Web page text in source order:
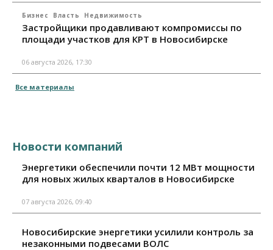
Бизнес Власть Недвижимость
Застройщики продавливают компромиссы по
площади участков для КРТ в Новосибирске
06 августа 2026, 17:30
Все материалы
Новости компаний
Энергетики обеспечили почти 12 МВт мощности
для новых жилых кварталов в Новосибирске
07 августа 2026, 09:40
Новосибирские энергетики усилили контроль за
незаконными подвесами ВОЛС